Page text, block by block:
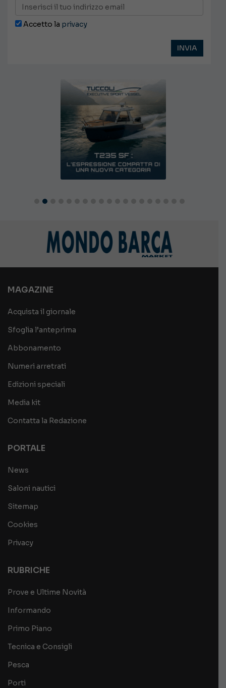
Accetto la privacy
MAGAZINE
Acquista il giornale
Sfoglia l’anteprima
Abbonamento
Numeri arretrati
Edizioni speciali
Media kit
Contatta la Redazione
PORTALE
News
Saloni nautici
Sitemap
Cookies
Privacy
RUBRICHE
Prove e Ultime Novità
Informando
Primo Piano
Tecnica e Consigli
Pesca
Porti